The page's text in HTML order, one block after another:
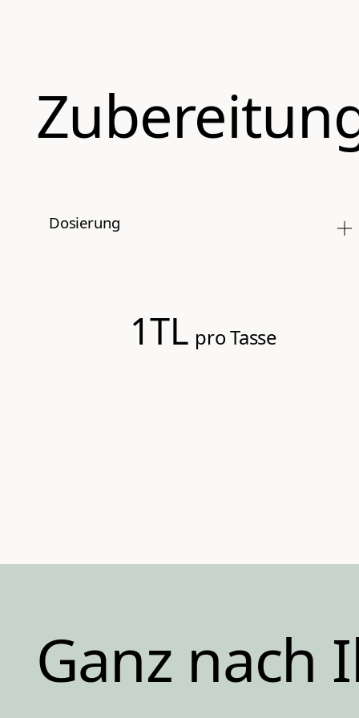
Dosierung
1TL pro Tasse
Ganz nach